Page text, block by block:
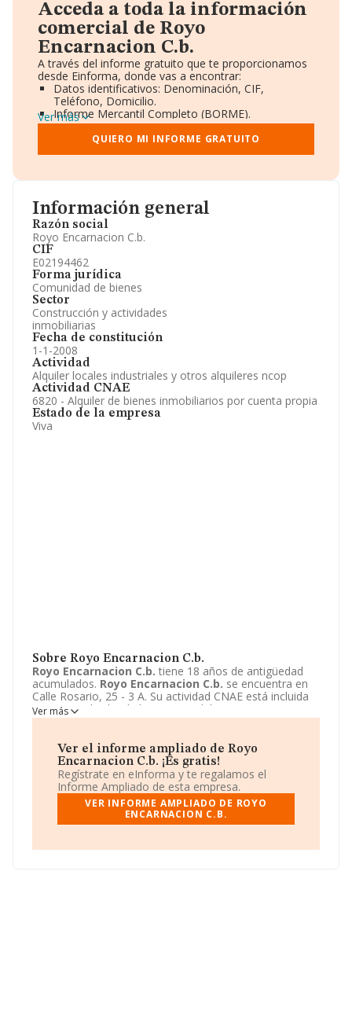
Información general
Razón social
Royo Encarnacion C.b.
CIF
E02194462
Forma jurídica
Comunidad de bienes
Sector
Construcción y actividades
inmobiliarias
Fecha de constitución
1-1-2008
Actividad
Alquiler locales industriales y otros alquileres ncop
Actividad CNAE
6820 - Alquiler de bienes inmobiliarios por cuenta propia
Estado de la empresa
Viva
Sobre Royo Encarnacion C.b.
Royo Encarnacion C.b. tiene 18 años de antigüedad
acumulados. Royo Encarnacion C.b. se encuentra en
Calle Rosario, 25 - 3 A. Su actividad CNAE está incluida
en 6820 - Alquiler de bienes inmobiliarios por cuenta
propia.Royo Encarnacion C.b.está registrada como
Ver más
Ver el informe ampliado de Royo
Encarnacion C.b. ¡Es gratis!
Regístrate en eInforma y te regalamos el
Informe Ampliado de esta empresa.
VER INFORME AMPLIADO DE ROYO
ENCARNACION C.B.
Acceda a toda la información
comercial de Royo
Encarnacion C.b.
A través del informe gratuito que te proporcionamos
desde Einforma, donde vas a encontrar:
Datos identificativos: Denominación, CIF,
Teléfono, Domicilio.
Informe Mercantil Completo (BORME).
Gráficos de Evolución Ventas y Empleados.
Consejo de Administración y Administradores.
Directivos y Ejecutivos.
Información oficial y registral complementaria.
Ver más
QUIERO MI INFORME GRATUITO